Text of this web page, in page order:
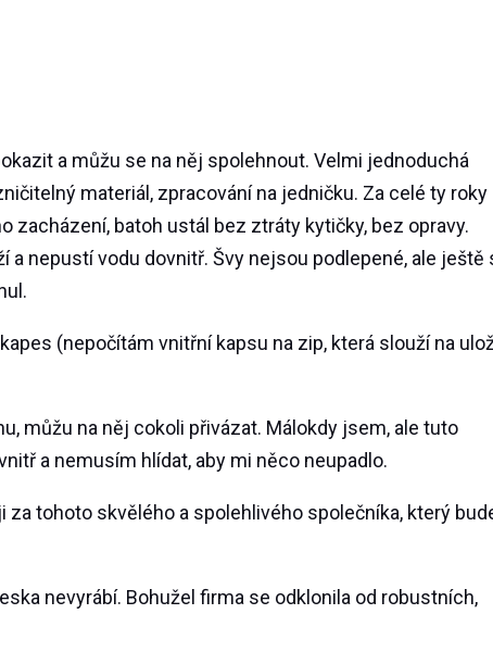
a můžu se na něj spolehnout. Velmi jednoduchá
materiál, zpracování na jedničku. Za celé ty roky
zacházení, batoh ustál bez ztráty kytičky, bez opravy.
a nepustí vodu dovnitř. Švy nejsou podlepené, ale ještě
(nepočítám vnitřní kapsu na zip, která slouží na
můžu na něj cokoli přivázat. Málokdy jsem, ale tuto
a nemusím hlídat, aby mi něco neupadlo.
tohoto skvělého a spolehlivého společníka, který
nevyrábí. Bohužel firma se odklonila od robustních,